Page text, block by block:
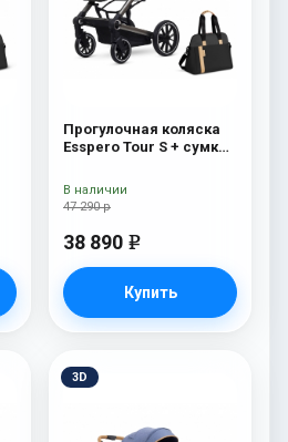
Прогулочная коляска
Esspero Tour S + сумка
47 290 р
38 890 e
Купить
В наличии
3D